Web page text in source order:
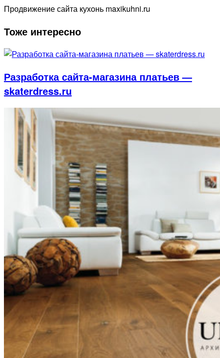
Продвижение сайта кухонь maxikuhni.ru
Тоже интересно
Разработка сайта-магазина платьев —
skaterdress.ru